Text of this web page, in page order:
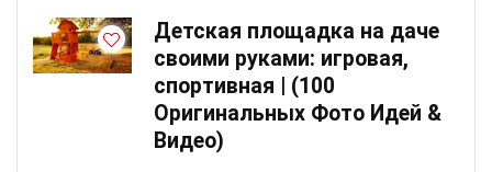
Детская площадка на даче
своими руками: игровая,
спортивная | (100
Оригинальных Фото Идей &
Видео)